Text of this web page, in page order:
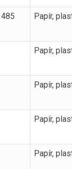
485 Papír,
Papír,
Papír,
Papír,
Papír,